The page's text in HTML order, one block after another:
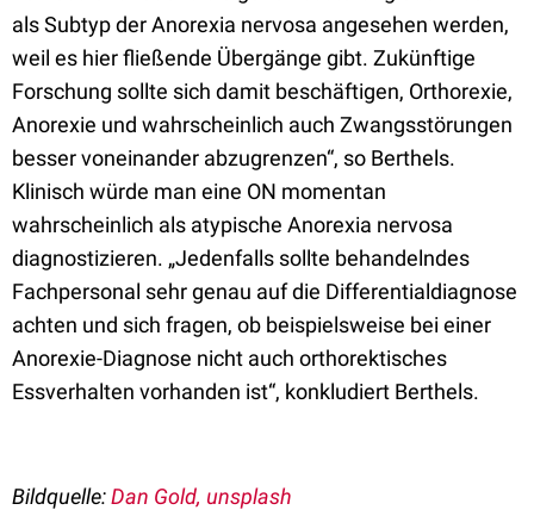
als Subtyp der Anorexia nervosa angesehen werden,
weil es hier fließende Übergänge gibt. Zukünftige
Forschung sollte sich damit beschäftigen, Orthorexie,
Anorexie und wahrscheinlich auch Zwangsstörungen
besser voneinander abzugrenzen“, so Berthels.
Klinisch würde man eine ON momentan
wahrscheinlich als atypische Anorexia nervosa
diagnostizieren. „Jedenfalls sollte behandelndes
Fachpersonal sehr genau auf die Differentialdiagnose
achten und sich fragen, ob beispielsweise bei einer
Anorexie-Diagnose nicht auch orthorektisches
Essverhalten vorhanden ist“, konkludiert Berthels.
Bildquelle:Dan Gold, unsplash